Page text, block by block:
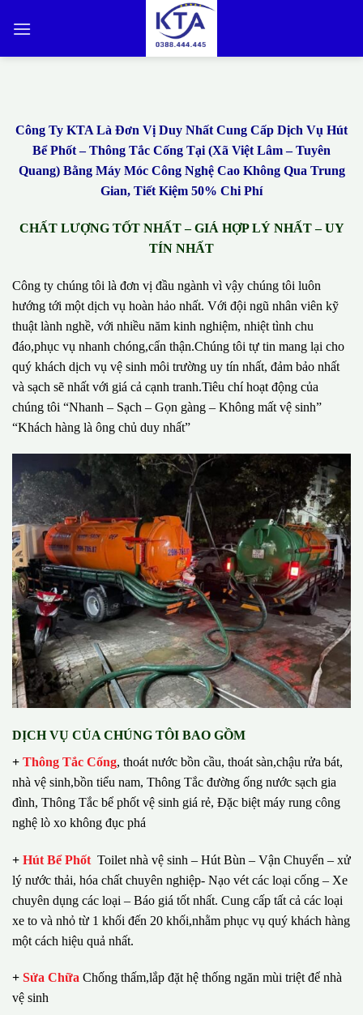
qua
Công Ty KTA Là Đơn Vị Duy Nhất Cung Cấp Dịch Vụ Hút
Bể Phốt – Thông Tắc Cống Tại (Xã Việt Lâm – Tuyên
Quang) Bằng Máy Móc Công Nghệ Cao Không Qua Trung
Gian, Tiết Kiệm 50% Chi Phí
CHẤT LƯỢNG TỐT NHẤT – GIÁ HỢP LÝ NHẤT – UY
TÍN NHẤT
Công ty chúng tôi là đơn vị đầu ngành vì vậy chúng tôi luôn
hướng tới một dịch vụ hoàn hảo nhất. Với đội ngũ nhân viên kỹ
thuật lành nghề, với nhiều năm kinh nghiệm, nhiệt tình chu
đáo,phục vụ nhanh chóng,cẩn thận.Chúng tôi tự tin mang lại cho
quý khách dịch vụ vệ sinh môi trường uy tín nhất, đảm bảo nhất
và sạch sẽ nhất với giá cả cạnh tranh.Tiêu chí hoạt động của
chúng tôi “Nhanh – Sạch – Gọn gàng – Không mất vệ sinh”
“Khách hàng là ông chủ duy nhất”
DỊCH VỤ CỦA CHÚNG TÔI BAO GỒM
+ Thông Tắc Cống, thoát nước bồn cầu, thoát sàn,chậu rửa bát,
nhà vệ sinh,bồn tiểu nam, Thông Tắc đường ống nước sạch gia
đình, Thông Tắc bể phốt vệ sinh giá rẻ, Đặc biệt máy rung công
nghệ lò xo không đục phá
+ Hút Bể Phốt Toilet nhà vệ sinh – Hút Bùn – Vận Chuyển – xử
lý nước thải, hóa chất chuyên nghiệp- Nạo vét các loại cống – Xe
chuyên dụng các loại – Báo giá tốt nhất. Cung cấp tất cả các loại
xe to và nhỏ từ 1 khối đến 20 khối,nhằm phục vụ quý khách hàng
một cách hiệu quả nhất.
+ Sửa Chữa Chống thấm,lắp đặt hệ thống ngăn mùi triệt để nhà
vệ sinh